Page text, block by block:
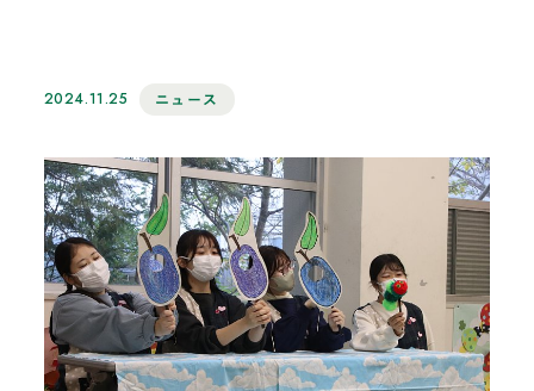
2024.11.25 ニュース